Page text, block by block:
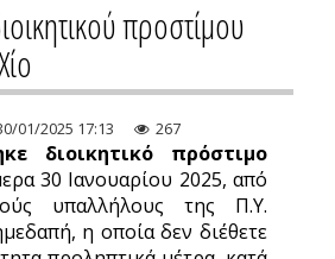
προστίμου
01/2025 17:13 267
διοικητικό πρόστιμο
30 Ιανουαρίου 2025, από
υπαλλήλους της Π.Υ.
η οποία δεν διέθετε